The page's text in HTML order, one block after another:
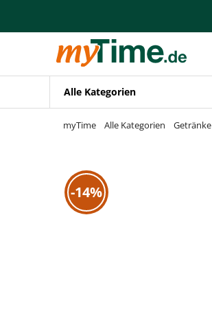
Zur Navigation springen
Zur Suche springen
Alle Kategorien
myTime Alle Kategorien Getränke
-14%